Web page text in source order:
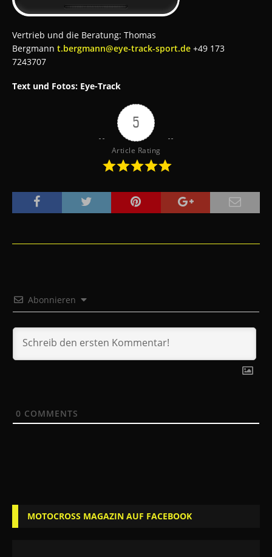
Vertrieb und die Beratung: Thomas
Bergmann t.bergmann@eye-track-sport.de +49 173
7243707
Text und Fotos: Eye-Track
5
Article Rating
Abonnieren
0 COMMENTS
MOTOCROSS MAGAZIN AUF FACEBOOK